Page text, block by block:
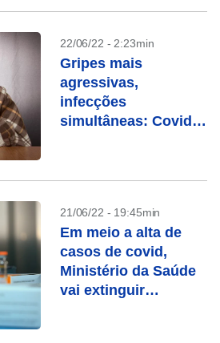
22/06/22 - 2:23min
Gripes mais
agressivas,
infecções
simultâneas: Covid
vírus
21/06/22 - 19:45min
Em meio a alta de
casos de covid,
Ministério da Saúde
vai extinguir